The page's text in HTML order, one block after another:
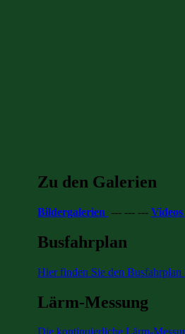
Zu den Galerien
Bildergalerien --- --- --- Videos
Busfahrplan
Hier finden Sie den
Lärm-Messung